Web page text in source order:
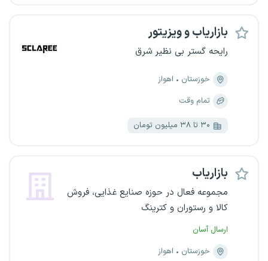
بازاریاب و ویزیتور
رایحه گستر بی نظیر شرق
خوزستان
اهواز
تمام وقت
۳۰ تا ۳۸ میلیون تومان
بازاریاب
مجموعه فعال در حوزه صنایع غذایی، فروش
کالا و رستوران و کترینگ
ارسال آسان
خوزستان
اهواز